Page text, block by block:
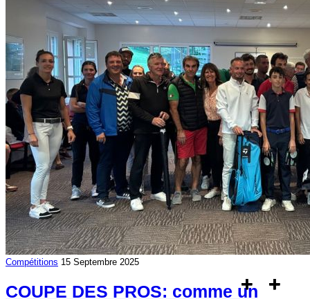
Compétitions 15 Septembre 2025
COUPE DES PROS: comme un